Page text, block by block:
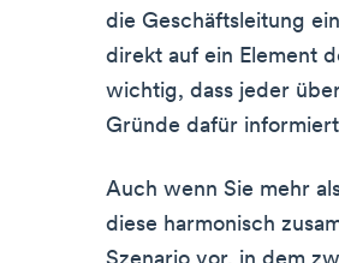
die Geschäftsleitung
direkt auf ein Element
wichtig, dass jeder
Gründe dafür
Auch wenn Sie mehr
diese harmonisch